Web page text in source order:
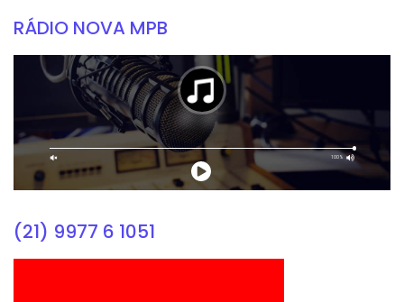
RÁDIO NOVA MPB
(21) 9977 6 1051